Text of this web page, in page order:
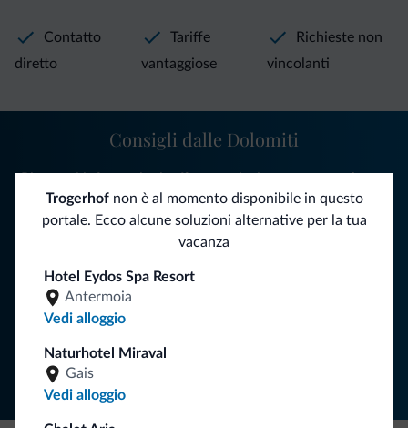
Trogerhofnon è al momento disponibile in questo
portale. Ecco alcune soluzioni alternative per la tua
vacanza
Hotel Eydos Spa Resort
Antermoia
Vedi alloggio
Naturhotel Miraval
Gais
Vedi alloggio
Contatto
diretto
Tariffe
vantaggiose
Richieste non
vincolanti
Consigli dalle Dolomiti
vacanza nelle Dolomiti.
ISCRIVITI ALLA NEWSLETTER